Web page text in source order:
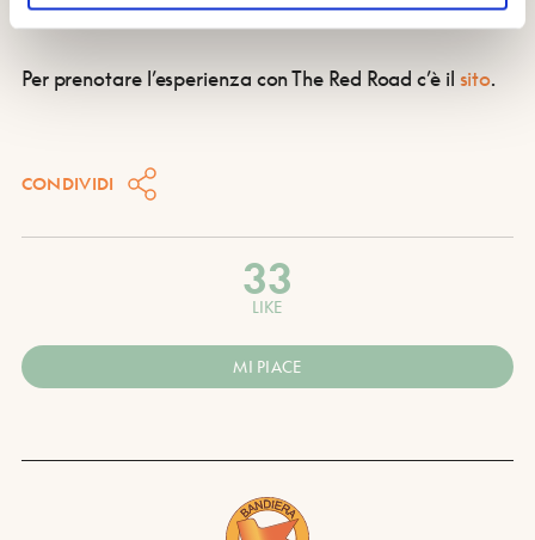
dislivello lieve.
Per prenotare l’esperienza con The Red Road c’è il sito.
CONDIVIDI
33
LIKE
MI PIACE